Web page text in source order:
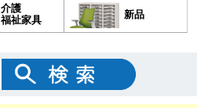
介護
福祉家具
新品